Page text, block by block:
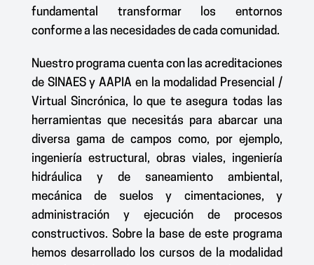
fundamental transformar los entornos
conforme a las necesidades de cada comunidad.
Nuestro programa cuenta con las acreditaciones
de SINAES y AAPIA en la modalidad Presencial /
Virtual Sincrónica, lo que te asegura todas las
herramientas que necesitás para abarcar una
diversa gama de campos como, por ejemplo,
ingeniería estructural, obras viales, ingeniería
hidráulica y de saneamiento ambiental,
mecánica de suelos y cimentaciones, y
administración y ejecución de procesos
constructivos. Sobre la base de este programa
hemos desarrollado los cursos de la modalidad